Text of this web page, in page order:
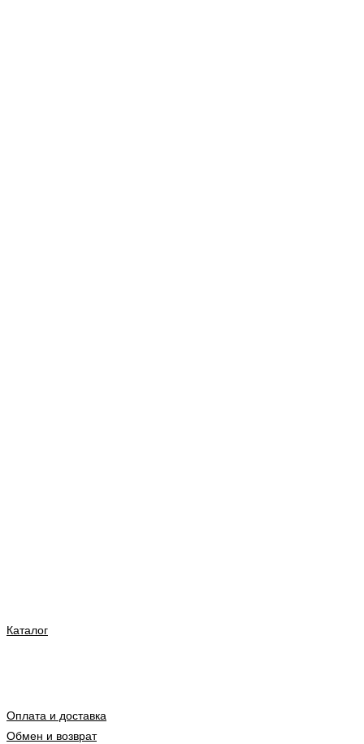
Каталог
Оплата и доставка
Обмен и возврат